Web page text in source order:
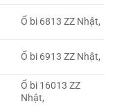
Ổ bi 6813 ZZ Nhật,
Ổ bi 6913 ZZ Nhật,
Ổ bi 16013 ZZ
Nhật,